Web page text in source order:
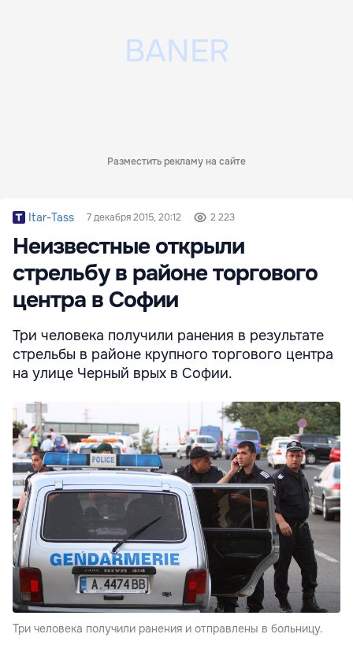
Разместить рекламу на сайте
Itar-Tass 7 декабря 2015, 20:12 2 223
Неизвестные открыли
стрельбу в районе торгового
центра в Софии
Три человека получили ранения в результате
стрельбы в районе крупного торгового центра
на улице Черный врых в Софии.
Три человека получили ранения и отправлены в больницу.